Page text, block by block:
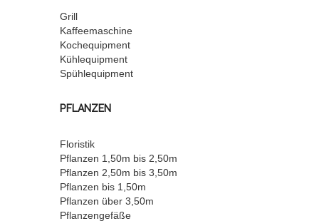
Grill
Kaffeemaschine
Kochequipment
Kühlequipment
Spühlequipment
PFLANZEN
Floristik
Pflanzen 1,50m bis 2,50m
Pflanzen 2,50m bis 3,50m
Pflanzen bis 1,50m
Pflanzen über 3,50m
Pflanzengefäße